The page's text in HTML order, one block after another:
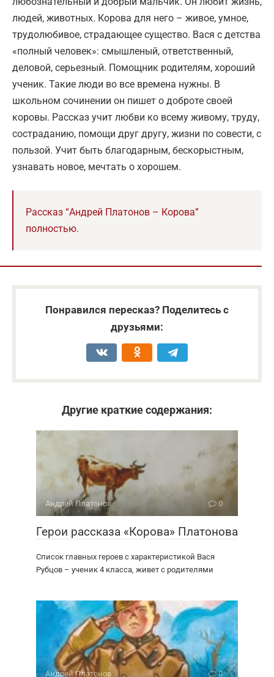
людей, животных. Корова для него – живое, умное,
трудолюбивое, страдающее существо. Вася с детства
«полный человек»: смышленый, ответственный,
деловой, серьезный. Помощник родителям, хороший
ученик. Такие люди во все времена нужны. В
школьном сочинении он пишет о доброте своей
коровы. Рассказ учит любви ко всему живому, труду,
состраданию, помощи друг другу, жизни по совести, с
пользой. Учит быть благодарным, бескорыстным,
узнавать новое, мечтать о хорошем.
Рассказ “Андрей Платонов – Корова”
полностью.
Понравился пересказ? Поделитесь с
друзьями:
Другие краткие содержания:
Андрей Платонов 0
Герои рассказа «Корова» Платонова
Список главных героев с характеристикой Вася
Рубцов – ученик 4 класса, живет с родителями
Андрей Платонов 0